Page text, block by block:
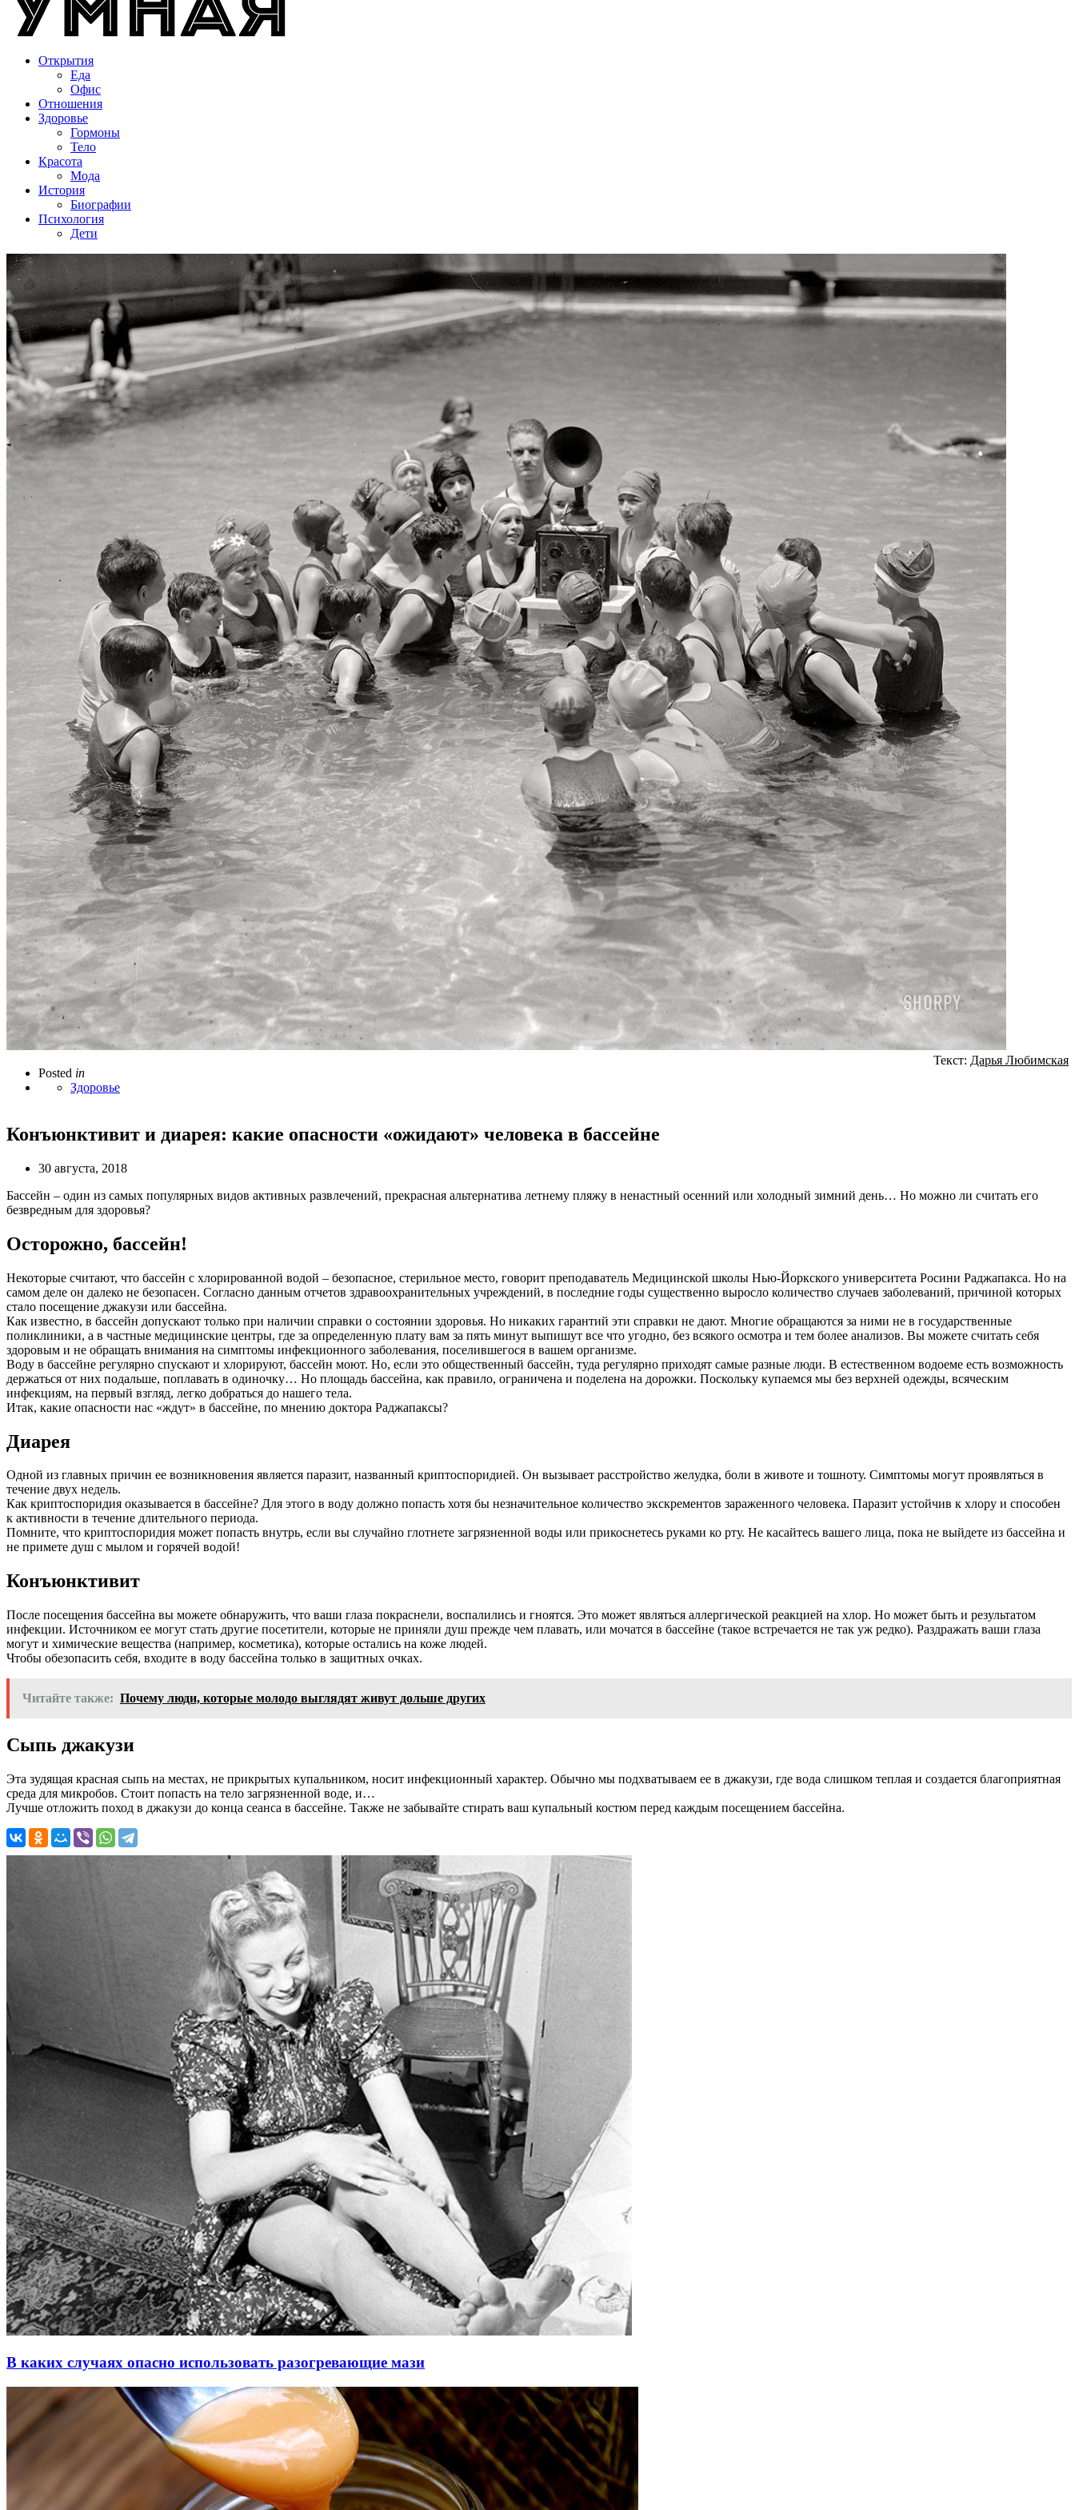
Открытия
Еда
Офис
Отношения
Здоровье
Гормоны
Тело
Красота
Мода
История
Биографии
Психология
Дети
Posted in
Здоровье
Текст: Дарья Любимская
Конъюнктивит и диарея: какие опасности «ожидают» человека в бассейне
30 августа, 2018
Бассейн – один из самых популярных видов активных развлечений, прекрасная альтернатива летнему пляжу в ненастный осенний или холодный зимний день… Но можно ли считать его
безвредным для здоровья?
Осторожно, бассейн!
Некоторые считают, что бассейн с хлорированной водой – безопасное, стерильное место, говорит преподаватель Медицинской школы Нью-Йоркского университета Росини Раджапакса. Но на
самом деле он далеко не безопасен. Согласно данным отчетов здравоохранительных учреждений, в последние годы существенно выросло количество случаев заболеваний, причиной которых
стало посещение джакузи или бассейна.
Как известно, в бассейн допускают только при наличии справки о состоянии здоровья. Но никаких гарантий эти справки не дают. Многие обращаются за ними не в государственные
поликлиники, а в частные медицинские центры, где за определенную плату вам за пять минут выпишут все что угодно, без всякого осмотра и тем более анализов. Вы можете считать себя
здоровым и не обращать внимания на симптомы инфекционного заболевания, поселившегося в вашем организме.
Воду в бассейне регулярно спускают и хлорируют, бассейн моют. Но, если это общественный бассейн, туда регулярно приходят самые разные люди. В естественном водоеме есть возможность
держаться от них подальше, поплавать в одиночку… Но площадь бассейна, как правило, ограничена и поделена на дорожки. Поскольку купаемся мы без верхней одежды, всяческим
инфекциям, на первый взгляд, легко добраться до нашего тела.
Итак, какие опасности нас «ждут» в бассейне, по мнению доктора Раджапаксы?
Диарея
Одной из главных причин ее возникновения является паразит, названный криптоспоридией. Он вызывает расстройство желудка, боли в животе и тошноту. Симптомы могут проявляться в
течение двух недель.
Как криптоспоридия оказывается в бассейне? Для этого в воду должно попасть хотя бы незначительное количество экскрементов зараженного человека. Паразит устойчив к хлору и способен
к активности в течение длительного периода.
Помните, что криптоспоридия может попасть внутрь, если вы случайно глотнете загрязненной воды или прикоснетесь руками ко рту. Не касайтесь вашего лица, пока не выйдете из бассейна и
не примете душ с мылом и горячей водой!
Конъюнктивит
После посещения бассейна вы можете обнаружить, что ваши глаза покраснели, воспалились и гноятся. Это может являться аллергической реакцией на хлор. Но может быть и результатом
инфекции. Источником ее могут стать другие посетители, которые не приняли душ прежде чем плавать, или мочатся в бассейне (такое встречается не так уж редко). Раздражать ваши глаза
могут и химические вещества (например, косметика), которые остались на коже людей.
Чтобы обезопасить себя, входите в воду бассейна только в защитных очках.
Читайте также: Почему люди, которые молодо выглядят живут дольше других
Сыпь джакузи
Эта зудящая красная сыпь на местах, не прикрытых купальником, носит инфекционный характер. Обычно мы подхватываем ее в джакузи, где вода слишком теплая и создается благоприятная
среда для микробов. Стоит попасть на тело загрязненной воде, и…
Лучше отложить поход в джакузи до конца сеанса в бассейне. Также не забывайте стирать ваш купальный костюм перед каждым посещением бассейна.
В каких случаях опасно использовать разогревающие мази